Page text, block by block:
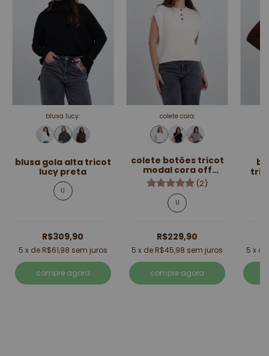
colete cora:
colete botões tricot
modal cora off
white
U
R$229,90
5 x de R$45,98 sem juros
compre agora
polo nath:
blusa gola polo
tricot modal nath
marrom
R$239,90
5 x de R$47,98 sem juros
compre agora
5 x